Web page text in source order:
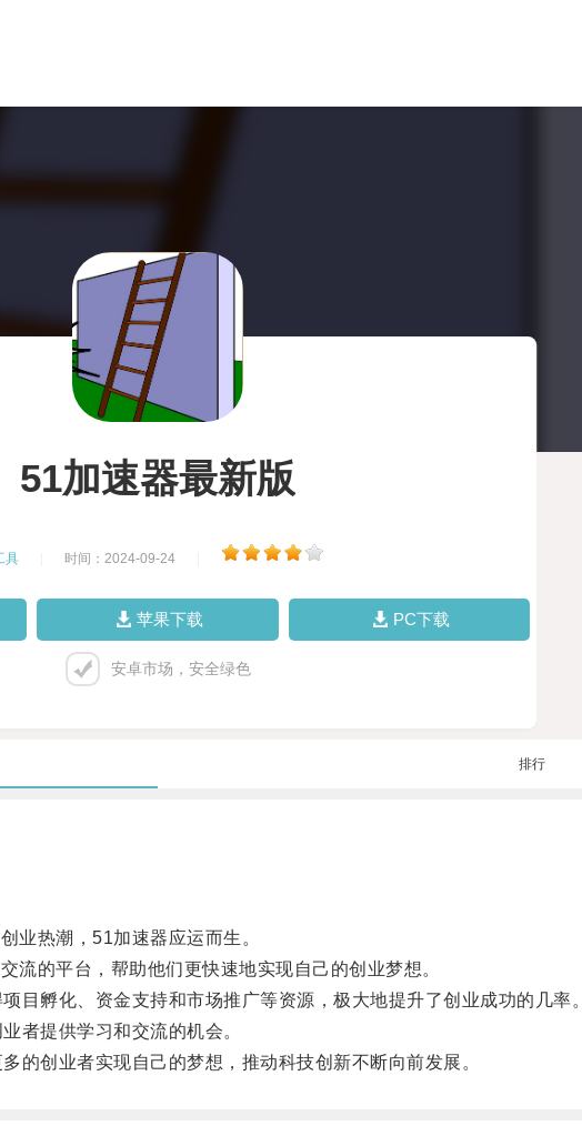
51加速器最新版
具 时间：2024-09-24
苹果下载 PC下载
安卓市场，安全绿色
排行
热潮，51加速器应运而生。
的平台，帮助他们更快速地实现自己的创业梦想。
孵化、资金支持和市场推广等资源，极大地提升了创业成功的几率。
提供学习和交流的机会。
创业者实现自己的梦想，推动科技创新不断向前发展。